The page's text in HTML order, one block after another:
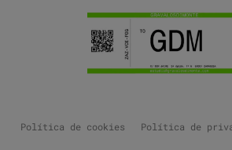
Política de cookies Política de